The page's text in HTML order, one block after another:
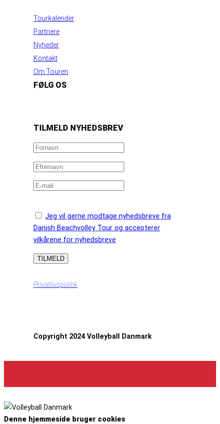
Tourkalender
Partnere
Nyheder
Kontakt
Om Touren
FØLG OS
TILMELD NYHEDSBREV
Jeg vil gerne modtage nyhedsbreve fra
Danish Beachvolley Tour og accepterer
vilkårene for nyhedsbreve
Privatlivspolitik
Copyright 2024 Volleyball Danmark
Denne hjemmeside bruger cookies